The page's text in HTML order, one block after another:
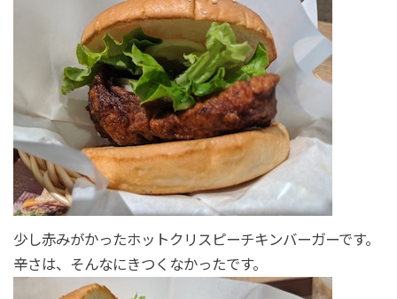
少し赤みがかったホットクリスピーチキンバーガーです。
辛さは、そんなにきつくなかったです。